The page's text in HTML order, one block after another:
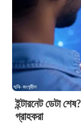
ইন্টারনেট ডেটা
গ্রাহকরা